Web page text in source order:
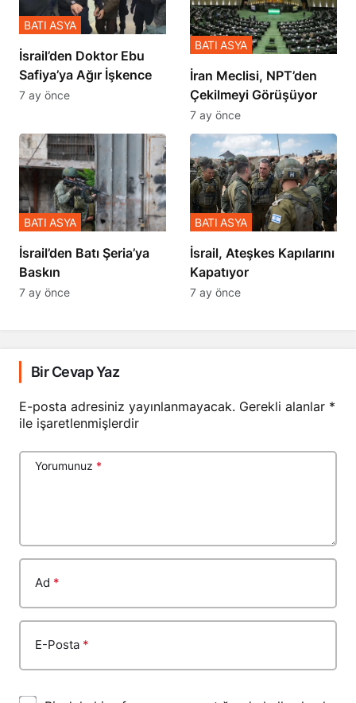
İsrail’den Doktor Ebu
Safiya’ya Ağır İşkence
BATI ASYA
7 ay önce
İran Meclisi, NPT’den
Çekilmeyi Görüşüyor
BATI ASYA
7 ay önce
​​​​​​​İsrail’den Batı Şeria’ya
Baskın
BATI ASYA
7 ay önce
İsrail, Ateşkes Kapılarını
Kapatıyor
BATI ASYA
7 ay önce
Bir Cevap Yaz
E-posta adresiniz yayınlanmayacak. Gerekli alanlar *
ile işaretlenmişlerdir
Yorumunuz *
Ad *
E-Posta *